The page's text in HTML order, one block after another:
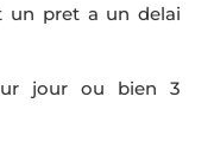
un pret a un delai
jour ou bien 3